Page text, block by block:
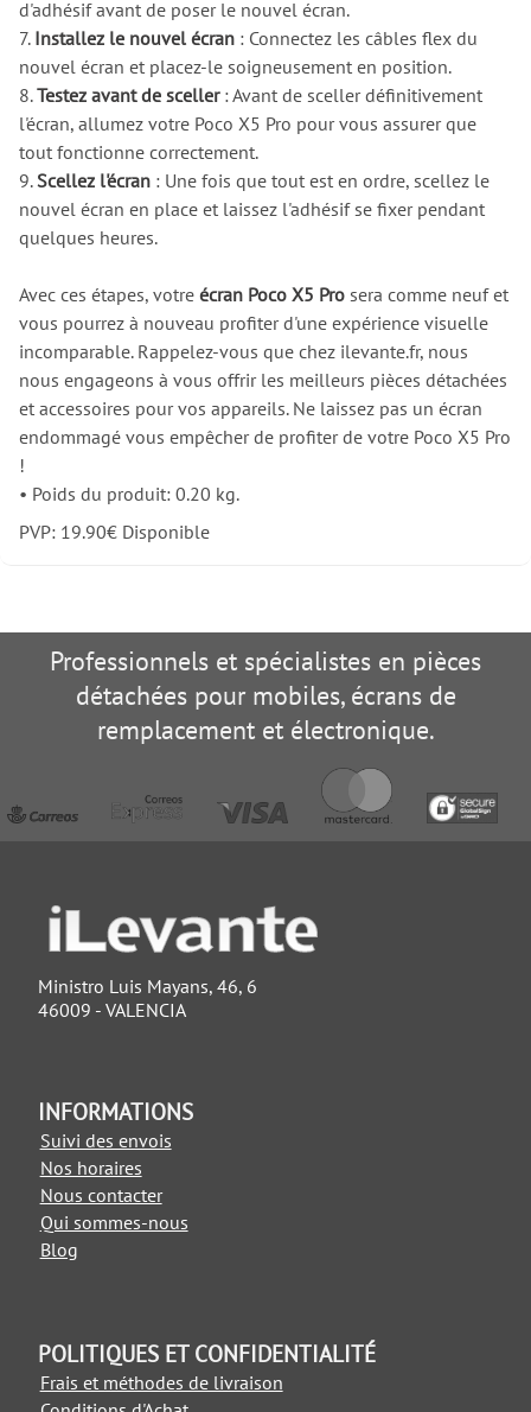
d'adhésif avant de poser le nouvel écran.
7. Installez le nouvel écran : Connectez les câbles flex du
nouvel écran et placez-le soigneusement en position.
8.Testez avant de sceller: Avant de sceller définitivement
l'écran, allumez votre Poco X5 Pro pour vous assurer que
tout fonctionne correctement.
9.Scellez l'écran : Une fois que tout est en ordre, scellez le
nouvel écran en place et laissez l'adhésif se fixer pendant
quelques heures.
Avec ces étapes, votre écran Poco X5 Pro sera comme neuf et
vous pourrez à nouveau profiter d'une expérience visuelle
incomparable. Rappelez-vous que chez ilevante.fr, nous
nous engageons à vous offrir les meilleurs pièces détachées
et accessoires pour vos appareils. Ne laissez pas un écran
endommagé vous empêcher de profiter de votre Poco X5 Pro
!
• Poids du produit: 0.20 kg.
PVP: 19.90€ Disponible
Professionnels et spécialistes en pièces
détachées pour mobiles, écrans de
remplacement et électronique.
Ministro Luis Mayans, 46, 6
46009 - VALENCIA
INFORMATIONS
Suivi des envois
Nos horaires
Nous contacter
Qui sommes-nous
Blog
POLITIQUES ET CONFIDENTIALITÉ
Frais et méthodes de livraison